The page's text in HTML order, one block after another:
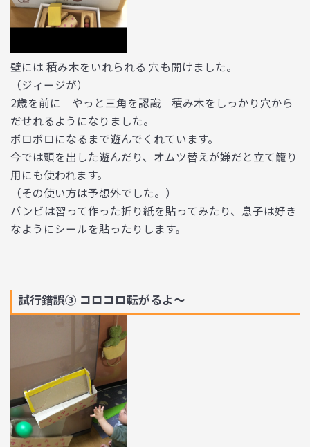
壁には 積み木をいれられる 穴も開けました。
（ジィージが）
2歳を前に やっと三角を認識 積み木をしっかり穴から
だせれるようになりました。
ボロボロになるまで遊んでくれています。
今では頭を出した遊んだり、オムツ替えが嫌だと立て籠り
用にも使われます。
（その使い方は予想外でした。）
バンビは習って作った折り紙を貼ってみたり、息子は好き
なようにシールを貼ったりします。
試行錯誤③ コロコロ転がるよ〜